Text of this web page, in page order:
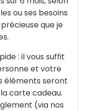
ou ses besoins
que je
: il vous suffit
et votre
éléments seront
carte cadeau.
(via nos